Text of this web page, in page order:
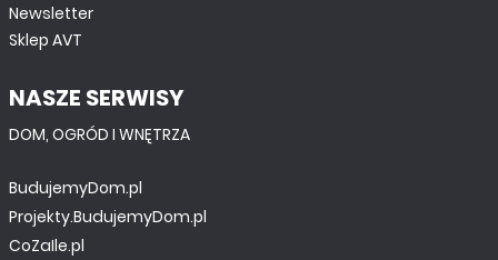
Newsletter
Sklep AVT
NASZE SERWISY
DOM, OGRÓD I WNĘTRZA
BudujemyDom.pl
Projekty.BudujemyDom.pl
CoZaIle.pl